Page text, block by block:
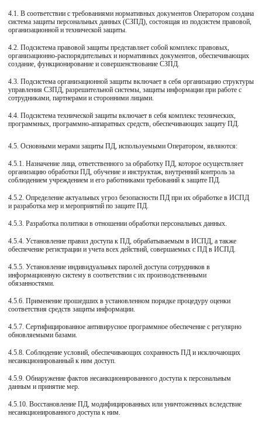
4.1. В соответствии с требованиями нормативных документов Оператором создана
система защиты персональных данных (СЗПД), состоящая из подсистем правовой,
организационной и технической защиты.
4.2. Подсистема правовой защиты представляет собой комплекс правовых,
организационно-распорядительных и нормативных документов, обеспечивающих
создание, функционирование и совершенствование СЗПД.
4.3. Подсистема организационной защиты включает в себя организацию структуры
управления СЗПД, разрешительной системы, защиты информации при работе с
сотрудниками, партнерами и сторонними лицами.
4.4. Подсистема технической защиты включает в себя комплекс технических,
программных, программно-аппаратных средств, обеспечивающих защиту ПД.
4.5. Основными мерами защиты ПД, используемыми Оператором, являются:
4.5.1. Назначение лица, ответственного за обработку ПД, которое осуществляет
организацию обработки ПД, обучение и инструктаж, внутренний контроль за
соблюдением учреждением и его работниками требований к защите ПД.
4.5.2. Определение актуальных угроз безопасности ПД при их обработке в ИСПД
и разработка мер и мероприятий по защите ПД.
4.5.3. Разработка политики в отношении обработки персональных данных.
4.5.4. Установление правил доступа к ПД, обрабатываемым в ИСПД, а также
обеспечение регистрации и учета всех действий, совершаемых с ПД в ИСПД.
4.5.5. Установление индивидуальных паролей доступа сотрудников в
информационную систему в соответствии с их производственными
обязанностями.
4.5.6. Применение прошедших в установленном порядке процедуру оценки
соответствия средств защиты информации.
4.5.7. Сертифицированное антивирусное программное обеспечение с регулярно
обновляемыми базами.
4.5.8. Соблюдение условий, обеспечивающих сохранность ПД и исключающих
несанкционированный к ним доступ.
4.5.9. Обнаружение фактов несанкционированного доступа к персональным
данным и принятие мер.
4.5.10. Восстановление ПД, модифицированных или уничтоженных вследствие
несанкционированного доступа к ним.